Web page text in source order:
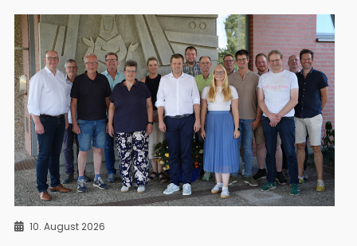
10. August 2026